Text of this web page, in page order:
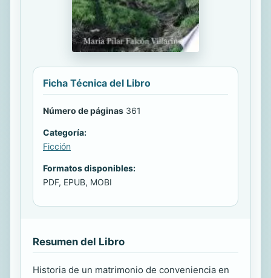
Ficha Técnica del Libro
Número de páginas 361
Categoría:
Ficción
Formatos disponibles:
PDF, EPUB, MOBI
Resumen del Libro
Historia de un matrimonio de conveniencia en